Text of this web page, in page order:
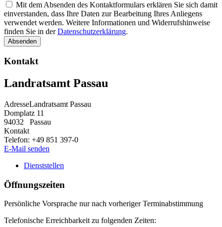
Mit dem Absenden des Kontaktformulars erklären Sie sich damit
einverstanden, dass Ihre Daten zur Bearbeitung Ihres Anliegens
verwendet werden. Weitere Informationen und Widerrufshinweise
finden Sie in derDatenschutzerklärung.
Absenden
Kontakt
Landratsamt Passau
AdresseLandratsamt Passau
Domplatz 11
94032
Passau
Kontakt
Telefon: +49 851 397-0
E-Mail senden
Dienststellen
Öffnungszeiten
Persönliche Vorsprache nur nach vorheriger Terminabstimmung
Telefonische Erreichbarkeit zu folgenden Zeiten: